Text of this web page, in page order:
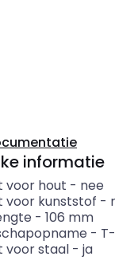
informatie
voor hout - nee
voor kunststof -
- 106 mm
-
voor staal- ja